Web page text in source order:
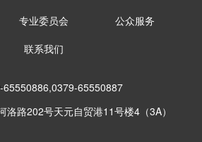
专业委员会
公众服务
联系我们
65550886,0379-65550887
洛路202号天元自贸港11号楼4（3A）